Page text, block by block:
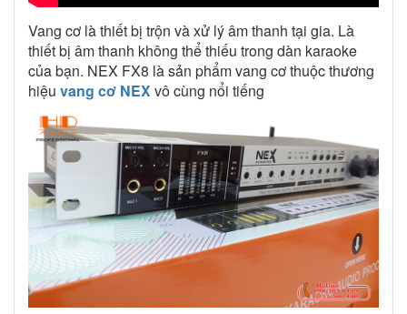
Vang cơ là thiết bị trộn và xử lý âm thanh tại gia. Là
thiết bị âm thanh không thể thiếu trong dàn karaoke
của bạn. NEX FX8 là sản phẩm vang cơ thuộc thương
hiệu vang cơ NEX vô cùng nổi tiếng